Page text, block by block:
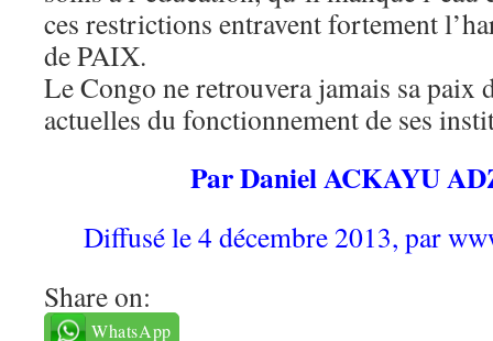
ces restrictions entravent fortement
de PAIX.
Le Congo ne retrouvera jamais sa paix
actuelles du fonctionnement de ses
Par Daniel ACKAYU
Diffusé le 4 décembre 2013, par
Share on:
WhatsApp